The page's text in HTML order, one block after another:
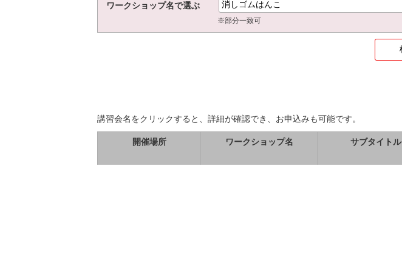
ワークショップ名で選ぶ
※部分一致可
講習会名をクリックすると、詳細が確認でき、お申込みも可能です。
開催場所 ワークショップ名 サブタイトル